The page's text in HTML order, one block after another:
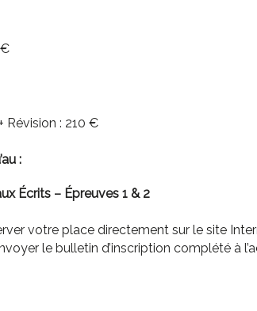
Révision : 210 €
:
Écrits – Épreuves 1 & 2
votre place directement sur le site
le bulletin d’inscription complété à